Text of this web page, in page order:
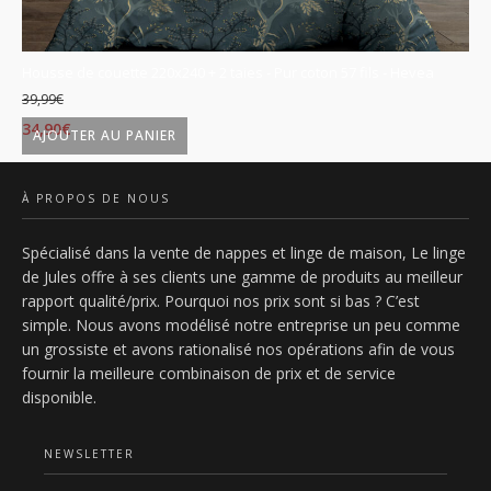
AJOUTER AU PANIER
39,99€
Le
prix
initial
39,99€.
34,90€Le
prix
actuel
34,90€.
À PROPOS DE NOUS
Spécialisé dans la vente de nappes et linge de maison, Le linge
de Jules offre à ses clients une gamme de produits au meilleur
rapport qualité/prix. Pourquoi nos prix sont si bas ? C’est
simple. Nous avons modélisé notre entreprise un peu comme
un grossiste et avons rationalisé nos opérations afin de vous
fournir la meilleure combinaison de prix et de service
disponible.
NEWSLETTER